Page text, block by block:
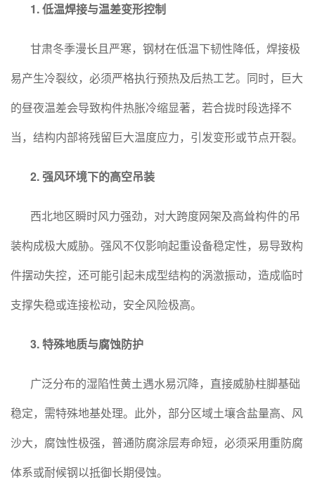
1. 低温焊接与温差变形控制
甘肃冬季漫长且严寒，钢材在低温下韧性降低，焊接极
易产生冷裂纹，必须严格执行预热及后热工艺。同时，巨大
的昼夜温差会导致构件热胀冷缩显著，若合拢时段选择不
当，结构内部将残留巨大温度应力，引发变形或节点开裂。
2. 强风环境下的高空吊装
西北地区瞬时风力强劲，对大跨度网架及高耸构件的吊
装构成极大威胁。强风不仅影响起重设备稳定性，易导致构
件摆动失控，还可能引起未成型结构的涡激振动，造成临时
支撑失稳或连接松动，安全风险极高。
3. 特殊地质与腐蚀防护
广泛分布的湿陷性黄土遇水易沉降，直接威胁柱脚基础
稳定，需特殊地基处理。此外，部分区域土壤含盐量高、风
沙大，腐蚀性极强，普通防腐涂层寿命短，必须采用重防腐
体系或耐候钢以抵御长期侵蚀。